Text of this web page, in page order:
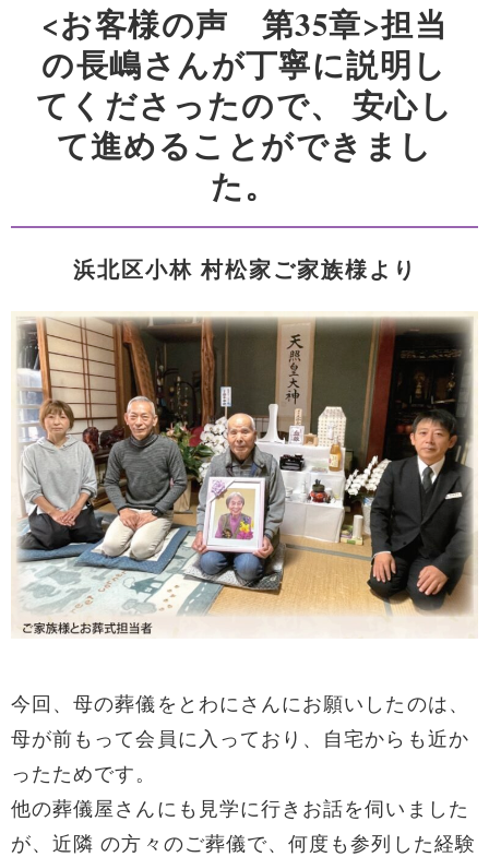
<お客様の声 第35章>担当
の長嶋さんが丁寧に説明し
てくださったので、 安心し
て進めることができまし
た。
浜北区小林 村松家ご家族様より
今回、母の葬儀をとわにさんにお願いしたのは、
母が前もって会員に入っており、自宅からも近か
ったためです。
他の葬儀屋さんにも見学に行きお話を伺いました
が、近隣 の方々のご葬儀で、何度も参列した経験